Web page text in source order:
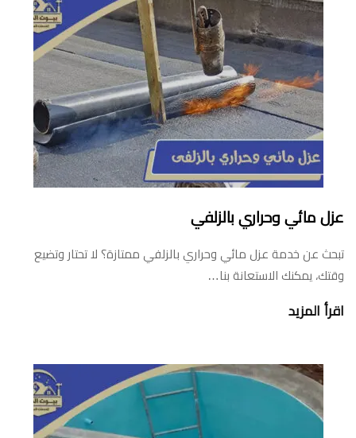
عزل مائي وحراري بالزلفي
تبحث عن خدمة عزل مائي وحراري بالزلفي ممتازة؟ لا تحتار وتضيع
وقتك، يمكنك الاستعانة بنا…
اقرأ المزيد